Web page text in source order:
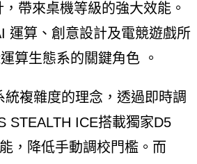
帶來桌機等級的強大效能。
運算、創意設計及電競遊戲所
算生態系的關鍵角色 。
複雜度的理念，透過即時調
STEALTH ICE搭載獨家D5
，降低手動調校門檻。而